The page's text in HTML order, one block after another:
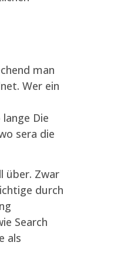
man
Wer ein
Die
sera die
über. Zwar
durch
Search
als